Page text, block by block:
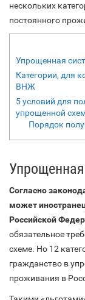
нескольких
постоянного
Упрощенная
Категории, для
ВНЖ
5 условий для
упрощенной
Порядок
Согласно
может
Российской
обязательное
схеме. Но 12
гражданство в
проживания в